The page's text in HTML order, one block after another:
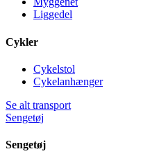
Liggedel
Cykler
Cykelstol
Cykelanhænger
Se alt transport
Sengetøj
Sengetøj